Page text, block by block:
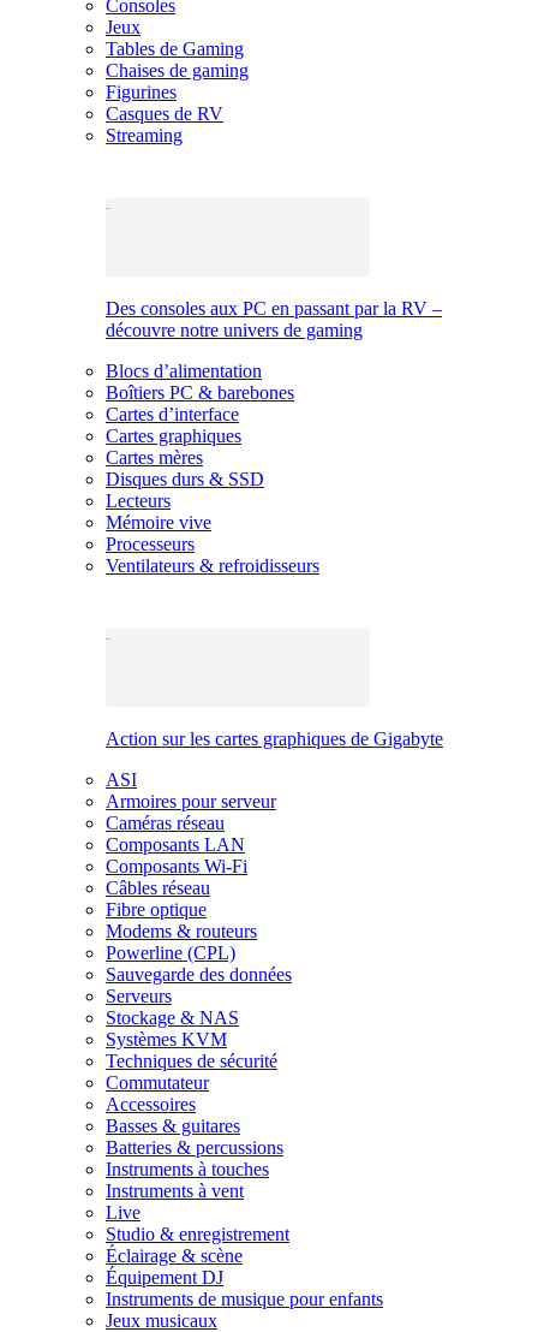
Consoles
Jeux
Tables de Gaming
Chaises de gaming
Figurines
Casques de RV
Streaming
Des consoles aux PC en passant par la RV –
découvre notre univers de gaming
Blocs d’alimentation
Boîtiers PC & barebones
Cartes d’interface
Cartes graphiques
Cartes mères
Disques durs & SSD
Lecteurs
Mémoire vive
Processeurs
Ventilateurs & refroidisseurs
Action sur les cartes graphiques de Gigabyte
ASI
Armoires pour serveur
Caméras réseau
Composants LAN
Composants Wi-Fi
Câbles réseau
Fibre optique
Modems & routeurs
Powerline (CPL)
Sauvegarde des données
Serveurs
Stockage & NAS
Systèmes KVM
Techniques de sécurité
Commutateur
Accessoires
Basses & guitares
Batteries & percussions
Instruments à touches
Instruments à vent
Live
Studio & enregistrement
Éclairage & scène
Équipement DJ
Instruments de musique pour enfants
Jeux musicaux